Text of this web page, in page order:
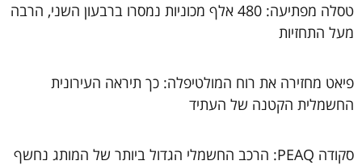
טסלה מפתיעה: 480 אלף מכוניות נמסרו ברבעון השני, הרבה
מעל התחזיות
פיאט מחזירה את רוח המולטיפלה: כך תיראה העירונית
החשמלית הקטנה של העתיד
סקודה PEAQ: הרכב החשמלי הגדול ביותר של המותג נחשף